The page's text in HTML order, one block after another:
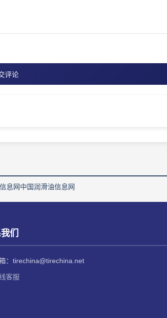
评论
息网中国润滑油信息网
们
：tirechina@tirechina.net
客服